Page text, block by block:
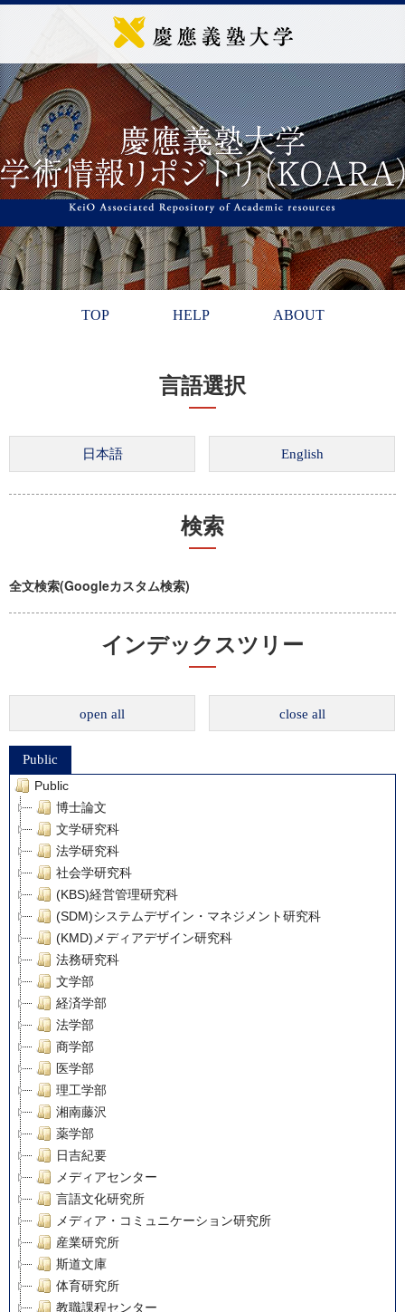
TOP HELP ABOUT
言語選択
検索
全文検索(Googleカスタム検索)
インデックスツリー
open all close all
Public
Public
博士論文
文学研究科
法学研究科
社会学研究科
(KBS)経営管理研究科
(SDM)システムデザイン・マネジメント研究科
(KMD)メディアデザイン研究科
法務研究科
文学部
経済学部
法学部
商学部
医学部
理工学部
湘南藤沢
薬学部
日吉紀要
メディアセンター
言語文化研究所
メディア・コミュニケーション研究所
産業研究所
斯道文庫
体育研究所
教職課程センター